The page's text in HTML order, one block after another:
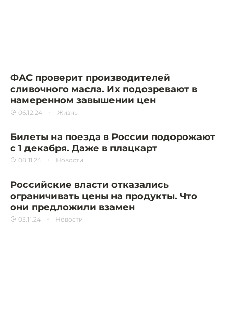
ФАС проверит производителей
сливочного масла. Их подозревают в
намеренном завышении цен
06.12.24 Жизнь
Билеты на поезда в России подорожают
с 1 декабря. Даже в плацкарт
08.11.24 Новости
Российские власти отказались
ограничивать цены на продукты. Что
они предложили взамен
03.11.24 Новости